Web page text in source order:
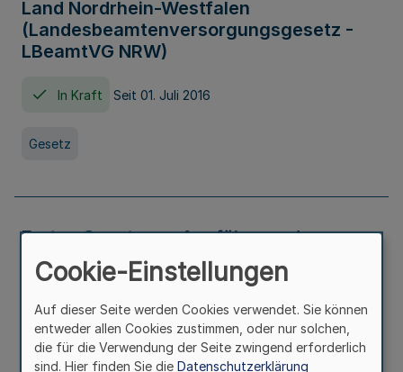
Land Nordrhein-Westfalen
(Landesbeamtenversorgungsgesetz -
LBeamtVG NRW)
In Kraft Seit 01. Juli 2016
Gesetz
Erstes Gesetz zur Ausführung des
Kinder- und Jugendhilfegesetzes - AG -
KJHG -
In Kraft Seit 01. Januar 1991
Cookie-Einstellungen
Auf dieser Seite werden Cookies verwendet. Sie können
entweder allen Cookies zustimmen, oder nur solchen,
die für die Verwendung der Seite zwingend erforderlich
sind. Hier finden Sie die Datenschutzerklärung